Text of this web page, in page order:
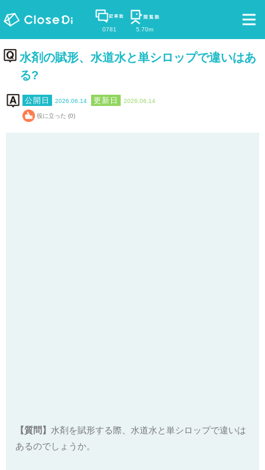
0781 5.70m
水剤の賦形、水道水と単シロップで違いはあ
る?
2026.06.14 2026.06.14
役に立った (0)
【質問】 水剤を賦形する際、水道水と単シロップで違いは
あるのでしょうか。